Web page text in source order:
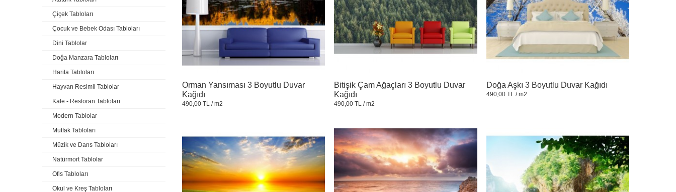
Orman Yansıması 3 Boyutlu Duvar
Kağıdı
490,00 TL / m2
Bitişik Çam Ağaçları 3 Boyutlu Duvar
Kağıdı
490,00 TL / m2
Doğa Aşkı 3 Boyutlu Duvar Kağıdı
490,00 TL/ m2
Çiçek Tabloları
Çocuk ve Bebek Odası Tabloları
Dini Tablolar
Doğa Manzara Tabloları
Harita Tabloları
Hayvan Resimli Tablolar
Kafe - Restoran Tabloları
Modern Tablolar
Mutfak Tabloları
Müzik ve Dans Tabloları
Natürmort Tablolar
Ofis Tabloları
Okul ve Kreş Tabloları